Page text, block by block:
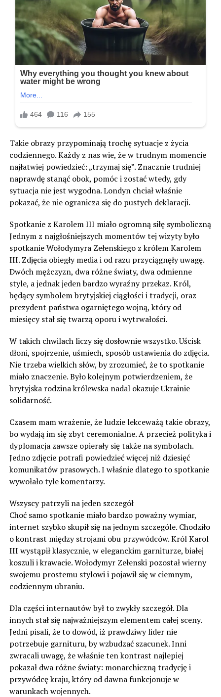
Takie obrazy przypominają trochę sytuacje z życia
codziennego. Każdy z nas wie, że w trudnym momencie
najłatwiej powiedzieć: „trzymaj się”. Znacznie trudniej
naprawdę stanąć obok, pomóc i zostać wtedy, gdy
sytuacja nie jest wygodna. Londyn chciał właśnie
pokazać, że nie ogranicza się do pustych deklaracji.
Spotkanie z Karolem III miało ogromną siłę symboliczną
Jednym z najgłośniejszych momentów tej wizyty było
spotkanie Wołodymyra Zełenskiego z królem Karolem
III. Zdjęcia obiegły media i od razu przyciągnęły uwagę.
Dwóch mężczyzn, dwa różne światy, dwa odmienne
style, a jednak jeden bardzo wyraźny przekaz. Król,
będący symbolem brytyjskiej ciągłości i tradycji, oraz
prezydent państwa ogarniętego wojną, który od
miesięcy stał się twarzą oporu i wytrwałości.
W takich chwilach liczy się dosłownie wszystko. Uścisk
dłoni, spojrzenie, uśmiech, sposób ustawienia do zdjęcia.
Nie trzeba wielkich słów, by zrozumieć, że to spotkanie
miało znaczenie. Było kolejnym potwierdzeniem, że
brytyjska rodzina królewska nadal okazuje Ukrainie
solidarność.
Czasem mam wrażenie, że ludzie lekceważą takie obrazy,
bo wydają im się zbyt ceremonialne. A przecież polityka i
dyplomacja zawsze opierały się także na symbolach.
Jedno zdjęcie potrafi powiedzieć więcej niż dziesięć
komunikatów prasowych. I właśnie dlatego to spotkanie
wywołało tyle komentarzy.
Wszyscy patrzyli na jeden szczegół
Choć samo spotkanie miało bardzo poważny wymiar,
internet szybko skupił się na jednym szczególe. Chodziło
o kontrast między strojami obu przywódców. Król Karol
III wystąpił klasycznie, w eleganckim garniturze, białej
koszuli i krawacie. Wołodymyr Zełenski pozostał wierny
swojemu prostemu stylowi i pojawił się w ciemnym,
codziennym ubraniu.
Dla części internautów był to zwykły szczegół. Dla
innych stał się najważniejszym elementem całej sceny.
Jedni pisali, że to dowód, iż prawdziwy lider nie
potrzebuje garnituru, by wzbudzać szacunek. Inni
zwracali uwagę, że właśnie ten kontrast najlepiej
pokazał dwa różne światy: monarchiczną tradycję i
przywódcę kraju, który od dawna funkcjonuje w
warunkach wojennych.